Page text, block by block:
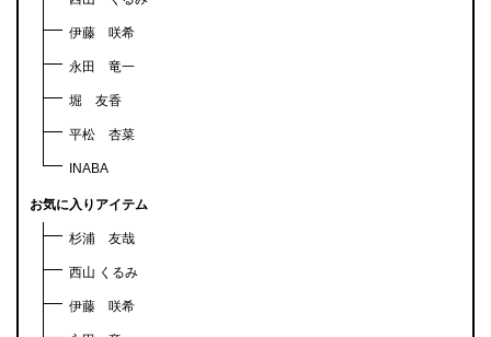
伊藤 咲希
永田 竜一
堀 友香
平松 杏菜
INABA
お気に入りアイテム
杉浦 友哉
西山 くるみ
伊藤 咲希